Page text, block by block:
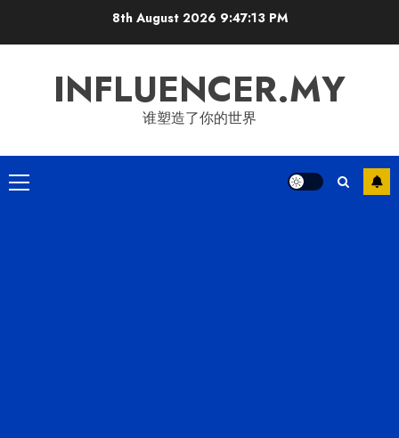
8th August 2026 9:47:14 PM
INFLUENCER.MY
谁塑造了你的世界
Primary